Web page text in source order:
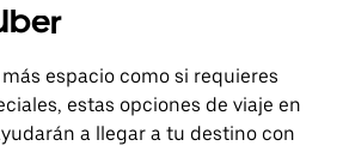
espacio como si requieres
estas opciones de viaje en
a llegar a tu destino con